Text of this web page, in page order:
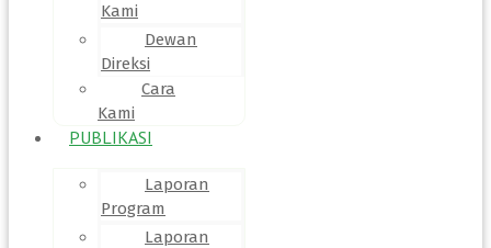
Kami
Dewan
Direksi
Cara
Kami
PUBLIKASI
Laporan
Program
Laporan